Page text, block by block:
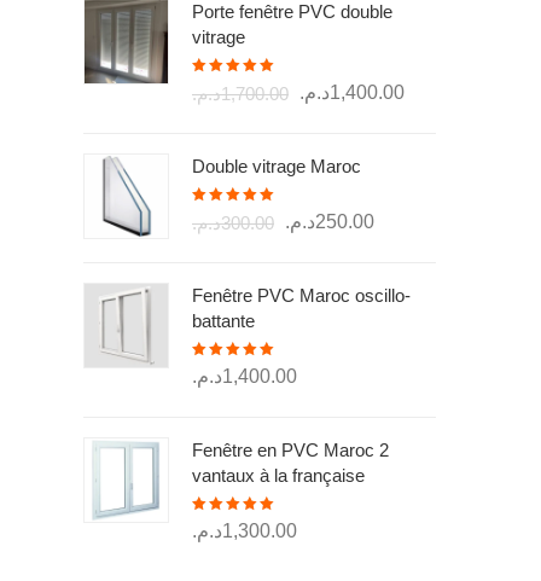
était :
Porte fenêtre PVC double
vitrage
sur 51,700.00د.م.
Le
était :
1,400.00د.م.
Le
Double vitrage Maroc
sur 5300.00د.م.
Le
était :
250.00د.م.
Le
est :
Fenêtre PVC Maroc oscillo-
battante
Note5.00
sur 51,400.00د.م.
Fenêtre en PVC Maroc 2
vantaux à la française
Note5.00
sur 51,300.00د.م.